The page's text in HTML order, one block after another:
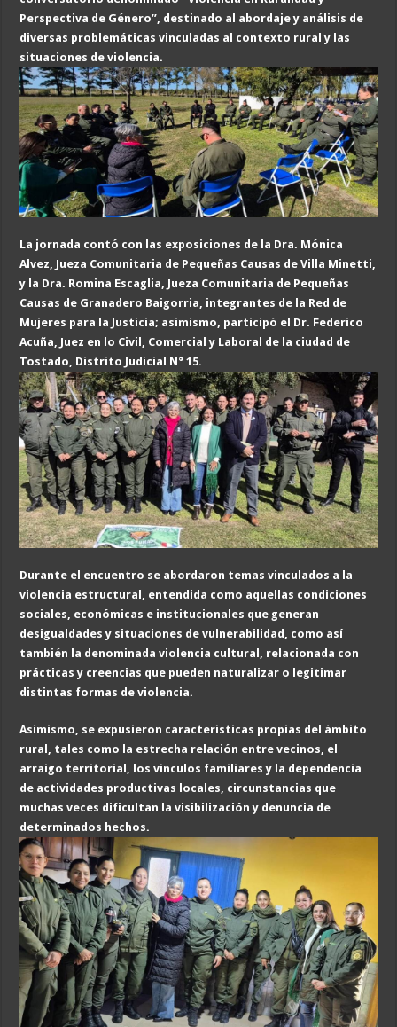
Perspectiva de Género”, destinado al abordaje y análisis de
diversas problemáticas vinculadas al contexto rural y las
situaciones de violencia.
La jornada contó con las exposiciones de la Dra. Mónica
Alvez, Jueza Comunitaria de Pequeñas Causas de Villa Minetti,
y la Dra. Romina Escaglia, Jueza Comunitaria de Pequeñas
Causas de Granadero Baigorria, integrantes de la Red de
Mujeres para la Justicia; asimismo, participó el Dr. Federico
Acuña, Juez en lo Civil, Comercial y Laboral de la ciudad de
Tostado, Distrito Judicial N° 15.
Durante el encuentro se abordaron temas vinculados a la
violencia estructural, entendida como aquellas condiciones
sociales, económicas e institucionales que generan
desigualdades y situaciones de vulnerabilidad, como así
también la denominada violencia cultural, relacionada con
prácticas y creencias que pueden naturalizar o legitimar
distintas formas de violencia.
Asimismo, se expusieron características propias del ámbito
rural, tales como la estrecha relación entre vecinos, el
arraigo territorial, los vínculos familiares y la dependencia
de actividades productivas locales, circunstancias que
muchas veces dificultan la visibilización y denuncia de
determinados hechos.